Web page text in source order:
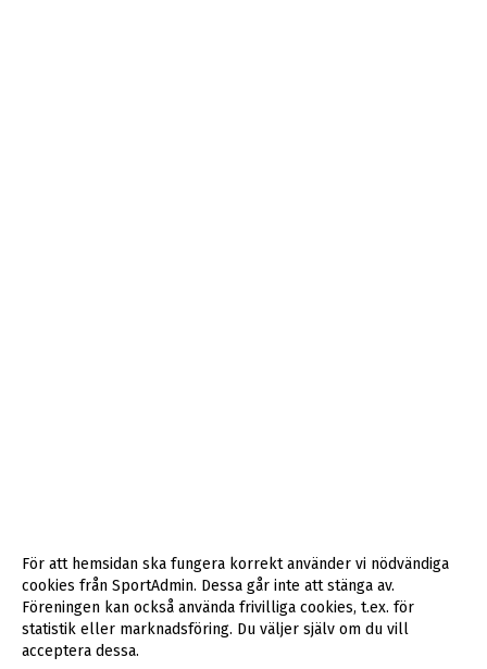
För att hemsidan ska fungera korrekt använder vi nödvändiga
cookies från SportAdmin. Dessa går inte att stänga av.
Föreningen kan också använda frivilliga cookies, t.ex. för
statistik eller marknadsföring. Du väljer själv om du vill
acceptera dessa.